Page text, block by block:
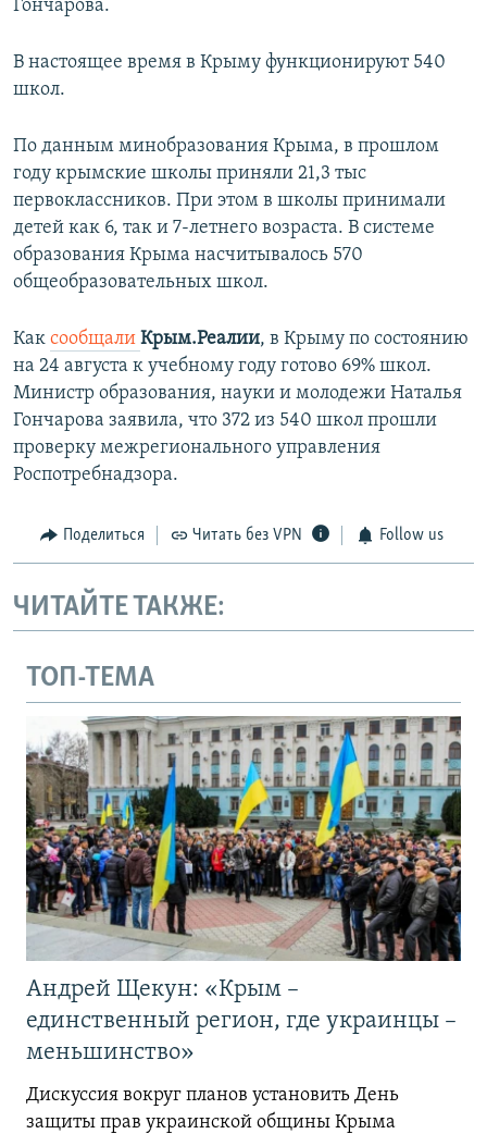
Гончарова.
В настоящее время в Крыму функционируют 540
школ.
По данным минобразования Крыма, в прошлом
году крымские школы приняли 21,3 тыс
первоклассников. При этом в школы принимали
детей как 6, так и 7-летнего возраста. В системе
образования Крыма насчитывалось 570
общеобразовательных школ.
Как сообщали Крым.Реалии, в Крыму по состоянию
на 24 августа к учебному году готово 69% школ.
Министр образования, науки и молодежи Наталья
Гончарова заявила, что 372 из 540 школ прошли
проверку межрегионального управления
Роспотребнадзора.
Поделиться Читать без VPN Follow us
ЧИТАЙТЕ ТАКЖЕ:
ТОП-ТЕМА
Андрей Щекун: «Крым –
единственный регион, где украинцы –
меньшинство»
Дискуссия вокруг планов установить День
защиты прав украинской общины Крыма